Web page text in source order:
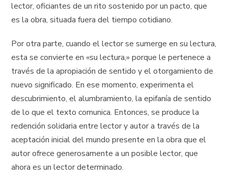
lector, oficiantes de un rito sostenido por un pacto, que
es la obra, situada fuera del tiempo cotidiano.
Por otra parte, cuando el lector se sumerge en su lectura,
esta se convierte en «su lectura,» porque le pertenece a
través de la apropiación de sentido y el otorgamiento de
nuevo significado. En ese momento, experimenta el
descubrimiento, el alumbramiento, la epifanía de sentido
de lo que el texto comunica. Entonces, se produce la
redención solidaria entre lector y autor a través de la
aceptación inicial del mundo presente en la obra que el
autor ofrece generosamente a un posible lector, que
ahora es un lector determinado.